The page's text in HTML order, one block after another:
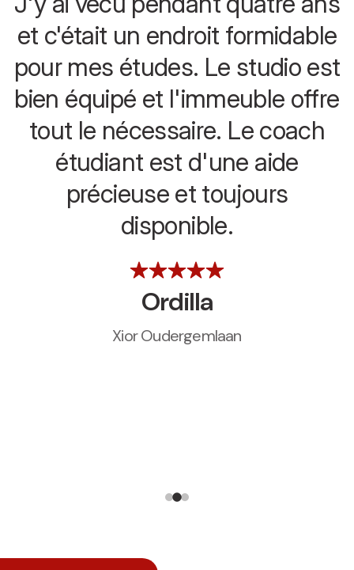
et c'était un endroit formidable
pour mes études. Le studio est
bien équipé et l'immeuble offre
tout le nécessaire. Le coach
étudiant est d'une aide
précieuse et toujours
disponible.
Ordilla
Xior Oudergemlaan